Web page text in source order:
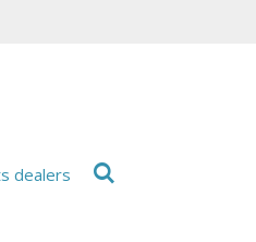
dealers